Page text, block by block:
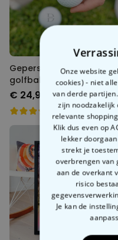
Gepersonaliseerde
golfballen set van 3 met
monogram
€ 24,99
Onze website
cookies) - niet
van derde
zijn noodzakelijk
relevante
Klik dus even op
lekker
strekt je
overbrengen van
aan de overkant
risico
Je kan de